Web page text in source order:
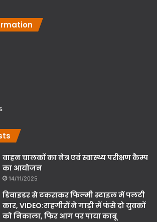
वाहन चालकों का नेत्र एवं स्वास्थ्य परीक्षण कैम्प
का आयोजन
14/11/2025
डिवाइडर से टकराकर फिल्मी स्टाइल में पलटी
कार, VIDEO:राहगीरों ने गाड़ी में फंसे दो युवकों
को निकाला, फिर आग पर पाया काबू